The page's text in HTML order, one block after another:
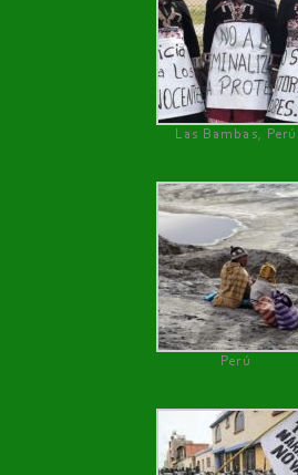
Las Bambas, Perú
Perú